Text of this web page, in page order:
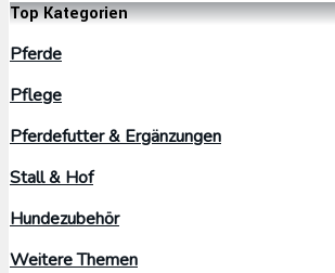
Top Kategorien
Pferde
Pflege
Pferdefutter & Ergänzungen
Stall & Hof
Hundezubehör
Weitere Themen